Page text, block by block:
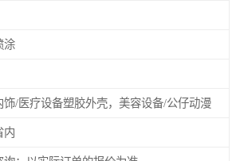
涂
饰/医疗设备塑胶外壳，美容设备/公仔动漫
内